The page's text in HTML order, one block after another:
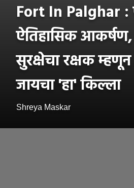
Fort In Palghar :
ऐतिहासिक आकर्षण,
सुरक्षेचा रक्षक
जायचा 'हा' किल्ला
Shreya Maskar